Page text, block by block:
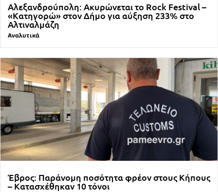
Αλεξανδρούπολη: Ακυρώνεται το Rock Festival –
«Κατηγορώ» στον Δήμο για αύξηση 233% στο
Αλτιναλμάζη
Αναλυτικά
Έβρος: Παράνομη ποσότητα φρέον στους Κήπους
– Κατασχέθηκαν 10 τόνοι